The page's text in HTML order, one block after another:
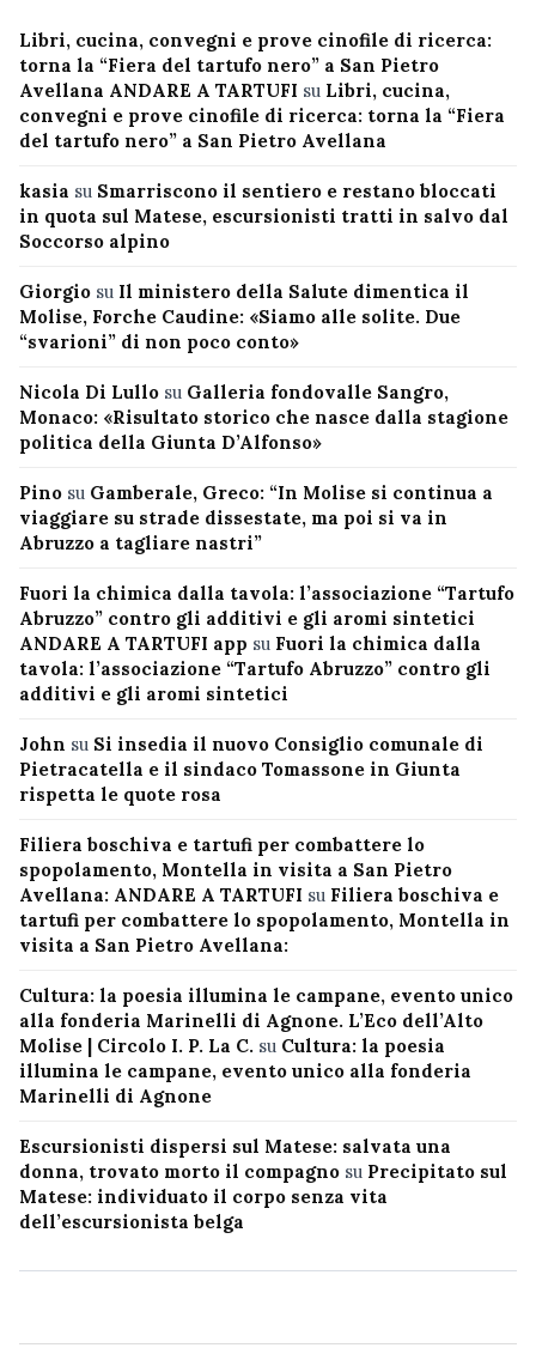
Libri, cucina, convegni e prove cinofile di ricerca:
torna la “Fiera del tartufo nero” a San Pietro
Avellana ANDARE A TARTUFI su Libri, cucina,
convegni e prove cinofile di ricerca: torna la “Fiera
del tartufo nero” a San Pietro Avellana
kasia su Smarriscono il sentiero e restano bloccati
in quota sul Matese, escursionisti tratti in salvo dal
Soccorso alpino
Giorgio su Il ministero della Salute dimentica il
Molise, Forche Caudine: «Siamo alle solite. Due
“svarioni” di non poco conto»
Nicola Di Lullo su Galleria fondovalle Sangro,
Monaco: «Risultato storico che nasce dalla stagione
politica della Giunta D’Alfonso»
Pino su Gamberale, Greco: “In Molise si continua a
viaggiare su strade dissestate, ma poi si va in
Abruzzo a tagliare nastri”
Fuori la chimica dalla tavola: l’associazione “Tartufo
Abruzzo” contro gli additivi e gli aromi sintetici
ANDARE A TARTUFI app su Fuori la chimica dalla
tavola: l’associazione “Tartufo Abruzzo” contro gli
additivi e gli aromi sintetici
John su Si insedia il nuovo Consiglio comunale di
Pietracatella e il sindaco Tomassone in Giunta
rispetta le quote rosa
Filiera boschiva e tartufi per combattere lo
spopolamento, Montella in visita a San Pietro
Avellana: ANDARE A TARTUFI su Filiera boschiva e
tartufi per combattere lo spopolamento, Montella in
visita a San Pietro Avellana:
Cultura: la poesia illumina le campane, evento unico
alla fonderia Marinelli di Agnone. L’Eco dell’Alto
Molise | Circolo I. P. La C. su Cultura: la poesia
illumina le campane, evento unico alla fonderia
Marinelli di Agnone
Escursionisti dispersi sul Matese: salvata una
donna, trovato morto il compagno su Precipitato sul
Matese: individuato il corpo senza vita
dell’escursionista belga